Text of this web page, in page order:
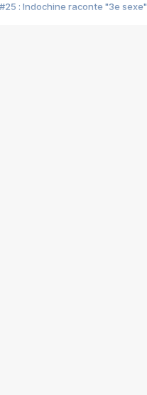
#25 : Indochine raconte "3e sexe"